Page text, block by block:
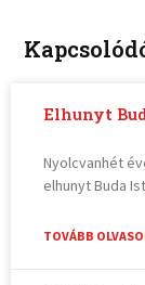
Elhunyt
Nyolcvanhét
elhunyt Buda
TOVÁBB